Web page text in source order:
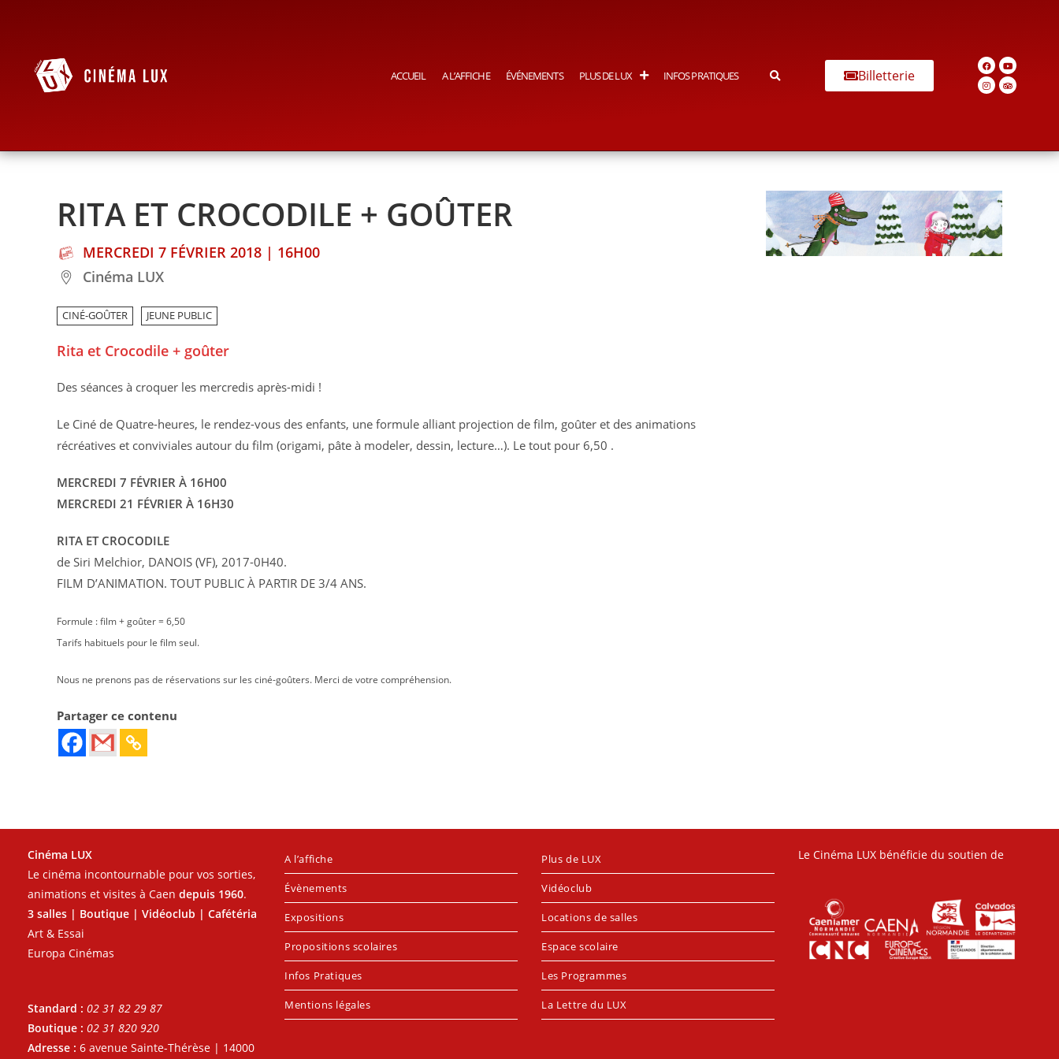
ACCUEIL A L’AFFICHE ÉVÉNEMENTS PLUS DE LUX INFOS PRATIQUES Billetterie
RITA ET CROCODILE + GOÛTER
MERCREDI 7 FÉVRIER 2018 | 16H00
Cinéma LUX
CINÉ-GOÛTER JEUNE PUBLIC
Rita et Crocodile + goûter
Des séances à croquer les mercredis après-midi !
Le Ciné de Quatre-heures, le rendez-vous des enfants, une formule alliant projection de film, goûter et des animations
récréatives et conviviales autour du film (origami, pâte à modeler, dessin, lecture…). Le tout pour 6,50 .
MERCREDI 7 FÉVRIER À 16H00
MERCREDI 21 FÉVRIER À 16H30
RITA ET CROCODILE
de Siri Melchior, DANOIS (VF), 2017-0H40.
FILM D’ANIMATION. TOUT PUBLIC À PARTIR DE 3/4 ANS.
Formule : film + goûter = 6,50
Tarifs habituels pour le film seul.
Nous ne prenons pas de réservations sur les ciné-goûters. Merci de votre compréhension.
Partager ce contenu
Cinéma LUX
Le cinéma incontournable pour vos sorties,
animations et visites à Caen depuis 1960.
3 salles | Boutique | Vidéoclub | Cafétéria
Art & Essai
Europa Cinémas
Standard : 02 31 82 29 87
Boutique : 02 31 820 920
Adresse : 6 avenue Sainte-Thérèse | 14000
A l’affiche
Évènements
Expositions
Propositions scolaires
Infos Pratiques
Mentions légales
Plus de LUX
Vidéoclub
Locations de salles
Espace scolaire
Les Programmes
La Lettre du LUX
Le Cinéma LUX bénéficie du soutien de